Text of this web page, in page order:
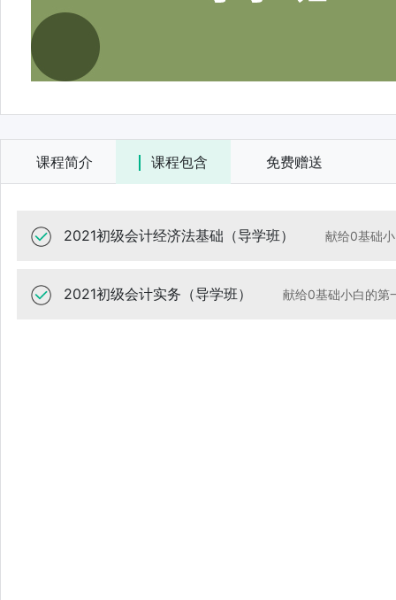
课程简介 课程包含 免费赠送
2021初级会计经济法基础（导学班） 献给0基础
2021初级会计实务（导学班） 献给0基础小白的第